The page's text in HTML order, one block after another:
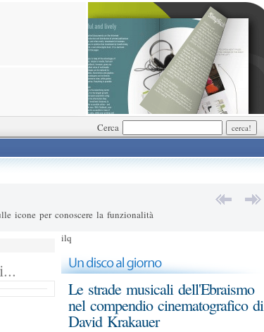
Cerca
icone per conoscere la funzionalità
*
ilq
Le strade musicali dell'Ebraismo
nel compendio cinematografico di
David Krakauer